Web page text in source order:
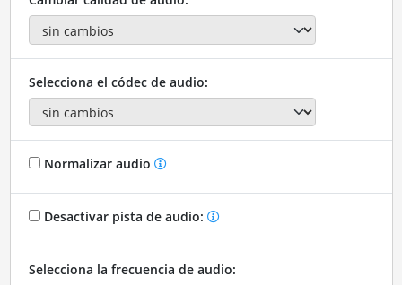
Selecciona el códec de audio:
Normalizar audio
Desactivar pista de audio:
Selecciona la frecuencia de audio: